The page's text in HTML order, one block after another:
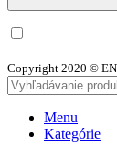
Copyright 2020 ©
Menu
Kategórie